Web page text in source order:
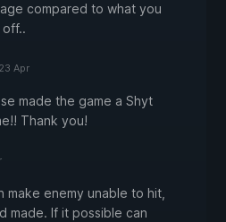
compared to what you
23 Apr
made the game a Shyt
Thank you!
make enemy unable to hit,
made. If it possible can